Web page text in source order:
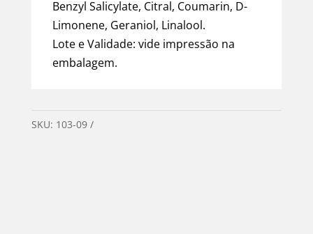
Benzyl Salicylate, Citral, Coumarin, D-
Limonene, Geraniol, Linalool.
Lote e Validade: vide impressão na
embalagem.
SKU: 103-09